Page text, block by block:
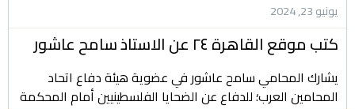
يونيو 23, 2024
كتب موقع القاهرة ٢٤ عن الاستاذ سامح عاشور
يشارك المحامي سامح عاشور في عضوية هيئة دفاع اتحاد
المحامين العرب؛ للدفاع عن الضحايا الفلسطينيين أمام المحكمة